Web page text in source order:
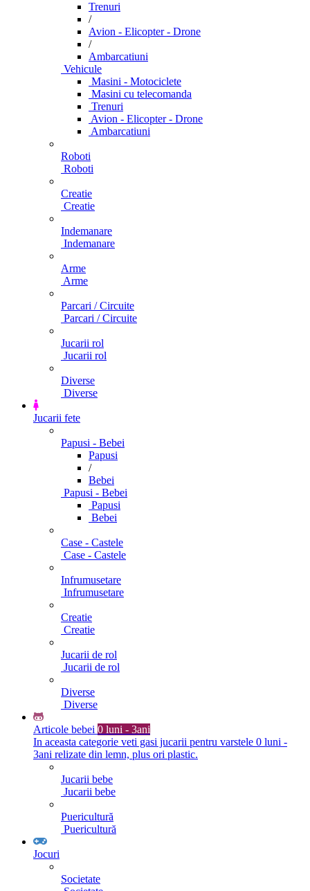
Trenuri
/
Avion - Elicopter - Drone
/
Ambarcatiuni
Vehicule
Masini - Motociclete
Masini cu telecomanda
Trenuri
Avion - Elicopter - Drone
Ambarcatiuni
Roboti
Roboti
Creatie
Creatie
Indemanare
Indemanare
Arme
Arme
Parcari / Circuite
Parcari / Circuite
Jucarii rol
Jucarii rol
Diverse
Diverse
Jucarii fete
Papusi - Bebei
Papusi
/
Bebei
Papusi - Bebei
Papusi
Bebei
Case - Castele
Case - Castele
Infrumusetare
Infrumusetare
Creatie
Creatie
Jucarii de rol
Jucarii de rol
Diverse
Diverse
Articole bebei 0 luni - 3ani
In aceasta categorie veti gasi jucarii pentru varstele 0 luni -
3ani relizate din lemn, plus ori plastic.
Jucarii bebe
Jucarii bebe
Puericultură
Puericultură
Jocuri
Societate